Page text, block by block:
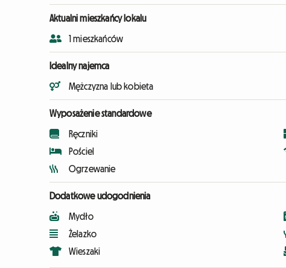
Aktualni mieszkańcy lokalu
1 mieszkańców
Idealny najemca
Mężczyzna lub kobieta
Wyposażenie standardowe
Ręczniki
Pościel
Ogrzewanie
Dodatkowe udogodnienia
Mydło
Żelazko
Wieszaki